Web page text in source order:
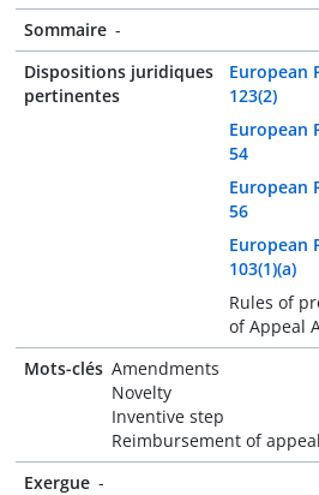
Sommaire -
Dispositions juridiques
pertinentes
European
123(2)
European
54
European
56
European
103(1)(a)
Rules of
of Appeal
Mots-clés Amendments
Novelty
Inventive step
Reimbursement of
Exergue -